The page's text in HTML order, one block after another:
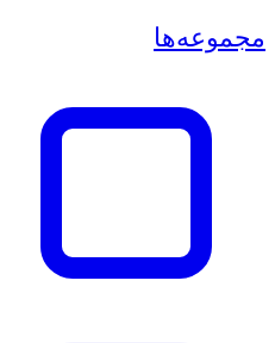
مجموعه‌ها